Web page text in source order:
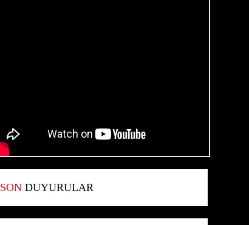
SONDUYURULAR